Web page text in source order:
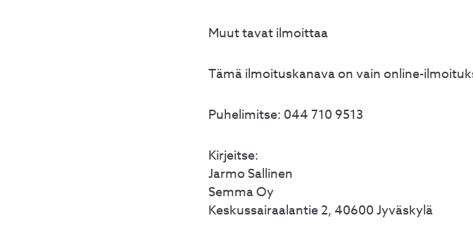
Muut tavat ilmoittaa
Tämä ilmoituskanava on vain online-
Puhelimitse: 044 710 9513
Kirjeitse:
Jarmo Sallinen
Semma Oy
Keskussairaalantie 2, 40600 Jyväskylä